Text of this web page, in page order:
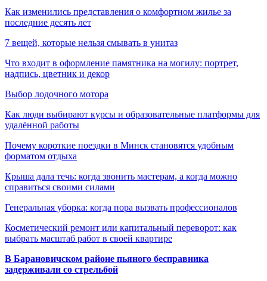
Как изменились представления о комфортном жилье за
последние десять лет
7 вещей, которые нельзя смывать в унитаз
Что входит в оформление памятника на могилу: портрет,
надпись, цветник и декор
Выбор лодочного мотора
Как люди выбирают курсы и образовательные платформы для
удалённой работы
Почему короткие поездки в Минск становятся удобным
форматом отдыха
Крыша дала течь: когда звонить мастерам, а когда можно
справиться своими силами
Генеральная уборка: когда пора вызвать профессионалов
Косметический ремонт или капитальный переворот: как
выбрать масштаб работ в своей квартире
В Барановичском районе пьяного бесправника
задерживали со стрельбой